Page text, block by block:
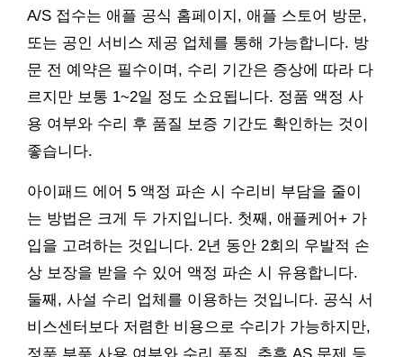
A/S 접수는 애플 공식 홈페이지, 애플 스토어 방문,
또는 공인 서비스 제공 업체를 통해 가능합니다. 방
문 전 예약은 필수이며, 수리 기간은 증상에 따라 다
르지만 보통 1~2일 정도 소요됩니다. 정품 액정 사
용 여부와 수리 후 품질 보증 기간도 확인하는 것이
좋습니다.
아이패드 에어 5 액정 파손 시 수리비 부담을 줄이
는 방법은 크게 두 가지입니다. 첫째, 애플케어+ 가
입을 고려하는 것입니다. 2년 동안 2회의 우발적 손
상 보장을 받을 수 있어 액정 파손 시 유용합니다.
둘째, 사설 수리 업체를 이용하는 것입니다. 공식 서
비스센터보다 저렴한 비용으로 수리가 가능하지만,